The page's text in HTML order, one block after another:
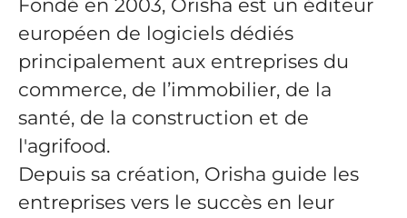
Fondé en 2003, Orisha est un éditeur
européen de logiciels dédiés
principalement aux entreprises du
commerce, de l’immobilier, de la
santé, de la construction et de
l'agrifood.
Depuis sa création, Orisha guide les
entreprises vers le succès en leur